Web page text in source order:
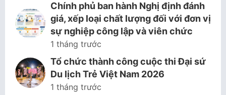
Chính phủ ban hành Nghị định đánh
giá, xếp loại chất lượng đối với đơn vị
sự nghiệp công lập và viên chức
1 tháng trước
Tổ chức thành công cuộc thi Đại sứ
Du lịch Trẻ Việt Nam 2026
1 tháng trước